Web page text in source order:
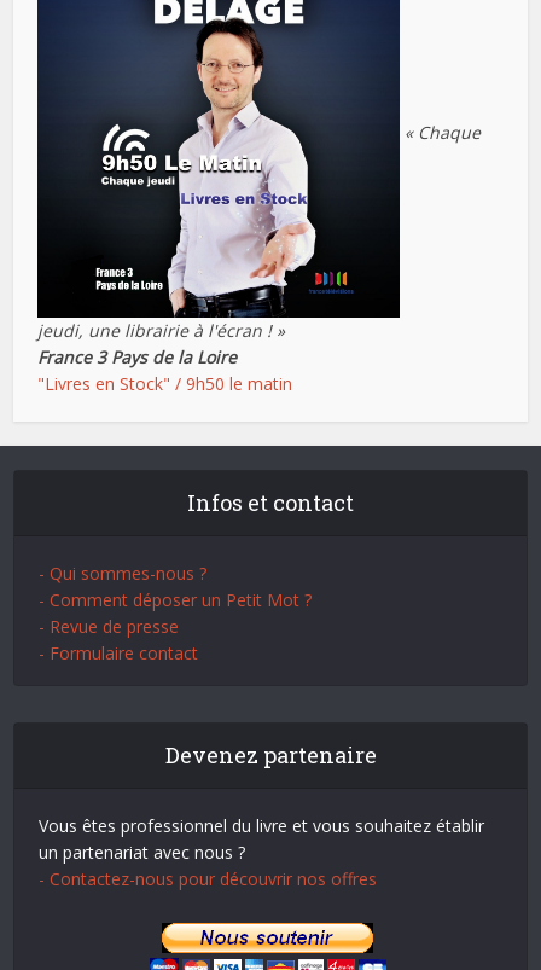
« Chaque
jeudi, une librairie à l'écran ! »
France 3 Pays de la Loire
"Livres en Stock" / 9h50 le matin
Infos et contact
- Qui sommes-nous ?
- Comment déposer un Petit Mot ?
- Revue de presse
- Formulaire contact
Devenez partenaire
Vous êtes professionnel du livre et vous souhaitez établir
un partenariat avec nous ?
- Contactez-nous pour découvrir nos offres